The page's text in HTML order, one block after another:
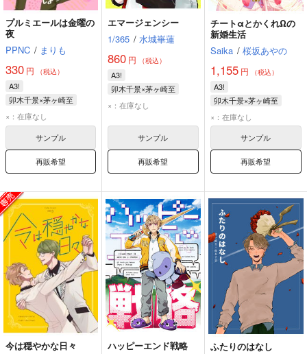
プルミエールは金曜の
夜
PPNC / まりも
330 円 （税込）
A3!
卯木千景×茅ヶ崎至
卯木千景
×：在庫なし
サンプル
再販希望
エマージェンシー
1/365 / 水城崋蓮
860 円 （税込）
A3!
卯木千景×茅ヶ崎至
卯木千景
×：在庫なし
サンプル
再販希望
チートαとかくれΩの
新婚生活
Saika / 桜坂あやの
1,155円 （税込）
A3!
卯木千景×茅ヶ崎至
卯木千景
×：在庫なし
サンプル
再販希望
今は穏やかな日々
ハッピーエンド戦略
ふたりのはなし